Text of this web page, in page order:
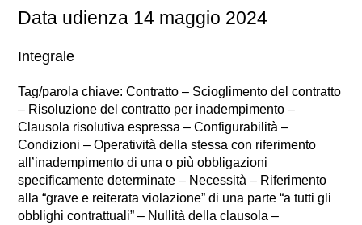
Data udienza 14 maggio 2024
Integrale
Tag/parola chiave: Contratto – Scioglimento del contratto
– Risoluzione del contratto per inadempimento –
Clausola risolutiva espressa – Configurabilità –
Condizioni – Operatività della stessa con riferimento
all’inadempimento di una o più obbligazioni
specificamente determinate – Necessità – Riferimento
alla “grave e reiterata violazione” di una parte “a tutti gli
obblighi contrattuali” – Nullità della clausola –